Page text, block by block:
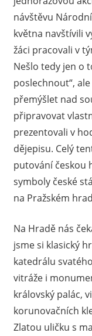
návštěvu
května navštívili
žáci pracovali v
Nešlo tedy jen o
poslechnout“,
přemýšlet nad
připravovat
prezentovali v
dějepisu. Celý
putování českou
symboly české
na Pražském
Na Hradě nás
jsme si klasický
katedrálu
vitráže i
královský palác,
korunovačních
Zlatou uličku s